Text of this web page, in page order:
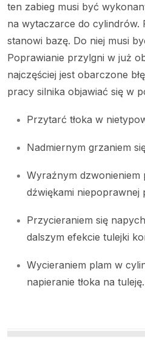
ten zabieg musi być
na wytaczarce do cylindrów.
stanowi bazę. Do niej musi
Poprawianie przylgni w już
najczęściej jest obarczone
pracy silnika objawiać się w
Przytarć tłoka w
Nadmiernym grzaniem
Wyraźnym dzwonieniem
dźwiękami niepoprawnej
Przycieraniem się
dalszym efekcie tulejki
Wycieraniem plam w
napieranie tłoka na tuleję.